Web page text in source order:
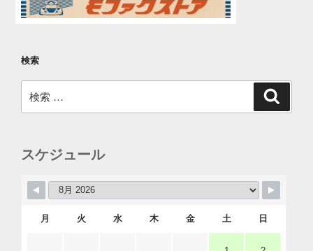
検索
索:
スケジュール
月 火 水 木 金 土 日